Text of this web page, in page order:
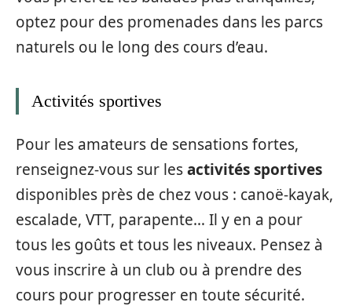
optez pour des promenades dans les parcs
naturels ou le long des cours d’eau.
Activités sportives
Pour les amateurs de sensations fortes,
renseignez-vous sur lesactivités sportives
disponibles près de chez vous : canoë-kayak,
escalade, VTT, parapente… Il y en a pour
tous les goûts et tous les niveaux. Pensez à
vous inscrire à un club ou à prendre des
cours pour progresser en toute sécurité.